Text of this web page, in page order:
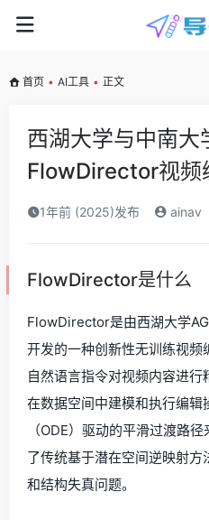
首页 • AI工具 • 正文
西湖大学与中南大
FlowDirector视频
1年前 (2025)发布 ainav
FlowDirector是什么
FlowDirector是由西湖大学
开发的一种创新性无训练视
自然语言指令对视频内容进
在数据空间中建模和执行编辑
（ODE）驱动的平滑过渡路
了传统基于潜在空间逆映射
和结构失真问题。